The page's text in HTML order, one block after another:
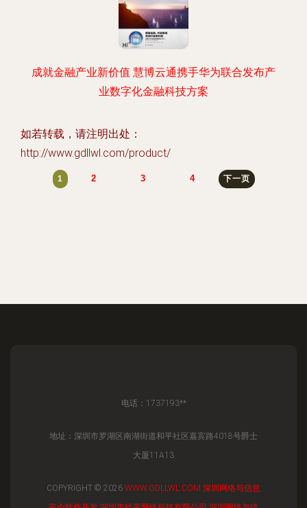
成就金融产业新价值 慧博云通携手华为联合发布产
业数字化金融科技方案
如若转载，请注明出处：
http://www.gdllwl.com/product/
1 2 3 4 下一页
电话：1737193**
地址：深圳市罗湖区南湖街道和平社区嘉宾路4018号爵士
大厦11A13
COPYRIGHT © 2026 WWW.GDLLWL.COM 深圳网络与信息